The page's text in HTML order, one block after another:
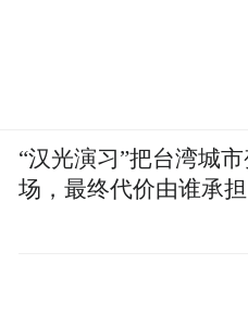
执行亲属回避规定。
有业内人士指出，房
“汉光演习”把台湾城
场，最终代价由谁承担